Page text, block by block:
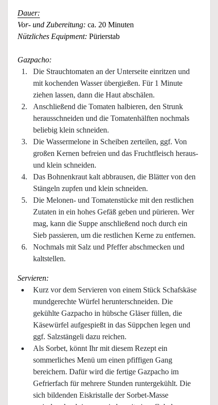
Dauer:
Vor- und Zubereitung: ca. 20 Minuten
Nützliches Equipment: Pürierstab
Gazpacho:
Die Strauchtomaten an der Unterseite einritzen und
mit kochenden Wasser übergießen. Für 1 Minute
ziehen lassen, dann die Haut abschälen.
Anschließend die Tomaten halbieren, den Strunk
herausschneiden und die Tomatenhälften nochmals
beliebig klein schneiden.
Die Wassermelone in Scheiben zerteilen, ggf. Von
großen Kernen befreien und das Fruchtfleisch heraus-
und klein schneiden.
Das Bohnenkraut kalt abbrausen, die Blätter von den
Stängeln zupfen und klein schneiden.
Die Melonen- und Tomatenstücke mit den restlichen
Zutaten in ein hohes Gefäß geben und pürieren. Wer
mag, kann die Suppe anschließend noch durch ein
Sieb passieren, um die restlichen Kerne zu entfernen.
Nochmals mit Salz und Pfeffer abschmecken und
kaltstellen.
Servieren:
Kurz vor dem Servieren von einem Stück Schafskäse
mundgerechte Würfel herunterschneiden. Die
gekühlte Gazpacho in hübsche Gläser füllen, die
Käsewürfel aufgespießt in das Süppchen legen und
ggf. Salzstängeli dazu reichen.
Als Sorbet, könnt Ihr mit diesem Rezept ein
sommerliches Menü um einen pfiffigen Gang
bereichern. Dafür wird die fertige Gazpacho im
Gefrierfach für mehrere Stunden runtergekühlt. Die
sich bildenden Eiskristalle der Sorbet-Masse